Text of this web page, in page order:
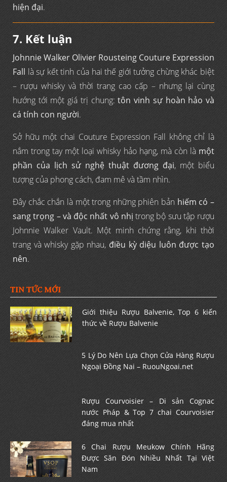
hiện đại.
7. Kết luận
Johnnie Walker Olivier Rousteing Couture Expression
Fall là sự kết tinh của hai thế giới tưởng chừng khác biệt
– rượu whisky và thời trang cao cấp – nhưng lại cùng
hướng tới một giá trị chung:tôn vinh sự hoàn hảo và
cá tính con người.
Sở hữu một chai Couture Expression Fall không chỉ là
nắm trong tay một loại whisky hảo hạng, mà còn là một
phần của lịch sử nghệ thuật đương đại, một biểu
tượng của phong cách, đam mê và tầm nhìn.
Đây chắc chắn là một trong những phiên bản hiếm có –
sang trọng – và độc nhất vô nhị trong bộ sưu tập rượu
Johnnie Walker Vault. Một minh chứng rằng, khi thời
trang và whisky gặp nhau, điều kỳ diệu luôn được tạo
nên.
TIN TỨC MỚI
Giới thiệu Rượu Balvenie, Top 6 kiến
thức về Rượu Balvenie
5 Lý Do Nên Lựa Chọn Cửa Hàng Rượu
Ngoại Đồng Nai – RuouNgoai.net
Rượu Courvoisier – Di sản Cognac
nước Pháp & Top 7 chai Courvoisier
đáng mua nhất
6 Chai Rượu Meukow Chính Hãng
Được Săn Đón Nhiều Nhất Tại Việt
Nam